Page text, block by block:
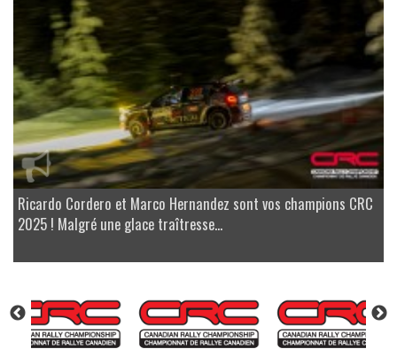
Ricardo Cordero et Marco Hernandez sont vos champions CRC
2025 ! Malgré une glace traîtresse...